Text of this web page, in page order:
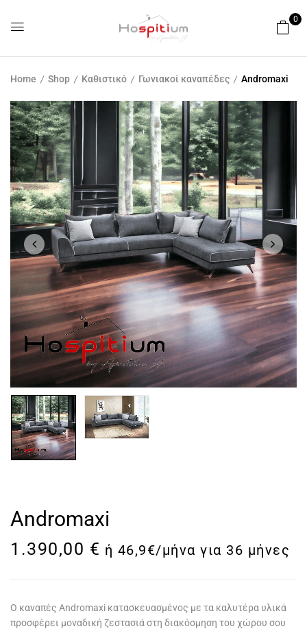
0
Home Shop Καθιστικό Γωνιακοί καναπέδες Andromaxi
Andromaxi
1.390,00 € ή 46,9€/μήνα για 36 μήνες
Ο καναπές Andromaxi κατασκευασμένος με τα καλυτέρα υλικά
προσφέρει μοναδική ζεστασιά στη διακόσμηση του χώρου σου